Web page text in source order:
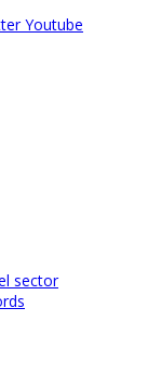
Youtube
sector